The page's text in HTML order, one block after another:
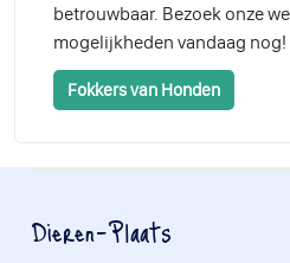
betrouwbaar. Bezoek onze
mogelijkheden vandaag nog!
Fokkers van Honden
Dieren-Plaats